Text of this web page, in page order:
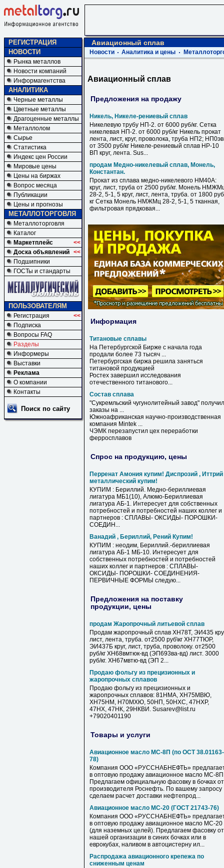
РЕГИСТРАЦИЯ
НОВОСТИ
Рынка металлов
Новости компаний
Информагентства
АНАЛИТИКА
Черные металлы
Цветные металлы
Драгоценные металлы
Металлолом
Сырье
Статистика
Индекс цен России
Мировые цены
Цены на биржах
Вопрос месяца
Публикации
Цены и прогнозы
МЕТАЛЛОТОРГОВЛЯ
Металлоторговля
Каталог
Маркетплейс
<<
Доска объявлений <<
Подшипники
ГОСТы и стандарты
ПОЛЬЗОВАТЕЛЯМ
Регистрация
<<
Подписка
Вопросы FAQ
Разделы
Информеры
Выставки
Реклама
О компании
Контакты
Поиск по сайту
Авиационный сплав
Новости Аналитика и цены
Авиационный сплав
Предложения на продажу
Никель, Никеле-рениевый сплав
Никелевую трубу НП-2. от 6000 руб/кг. Сетка
никелевая НП-2. от 6000 руб/кг Никель прокат
лента, лист, круг, проволока, труба НП2;
от 3500 руб/кг Никеле-рениевый сплав НР-10
ВП круг, лента. Sus...
продам Медно-никелевый сплав, Монель,
Константан.
Прокат из сплава медно-никелевого НМ40А:
круг, лист, труба от 2500 руб/кг. Монель
28-2, 5-1, 5 круг, лист, лента, труба. от 1800
кг Сетка Монель НМЖМц 28-2, 5-1, 5 тканная,
фильтровая прядковая...
Информация
Титановые сплавы
На Петербургской Бирже с начала года
продали более 73 тысяч ...
Петербургская биржа решила заняться
титановой продукцией
Ростех завершил исследования
отечественного титанового...
Состав сплава
"Сукремльский чугунолитейный завод" получил
заказы на ...
Южноафриканская научно-производственная
компания Mintek ...
ЧЭМК перезапустил цех переработки
ферросплавов
Спрос на продукцию, цены
Перренат Амония купим! Диспрозий , Иттрий
металлический купим!
КУПИМ : Бериллий. Медно-бериллиевая
лигатура МБ1(10), Алюмо-Бериллиевая
лигатура АБ-1. Интересует для собственных
потребностей и потребностей наших коллег и
партнеров : СПЛАВЫ- ОКСИДЫ- ПОРОШКИ-
СОЕДИН...
Ванадий , Бериллий, Рений Купим!
КУПИМ : неодим, Бериллий.-бериллиевая
лигатура АБ-1 МБ-10. Интересует для
собственных потребностей и потребностей
наших коллег и партнеров : СПЛАВЫ-
ОКСИДЫ- ПОРОШКИ- СОЕДИНЕНИЯ-
ПЕРВИЧНЫЕ ФОРМЫ следую...
Предложения на поставку
продукции, цены
продам Жаропрочный литьевой сплав
Продам жаропрочный сплав ХН78Т, ЭИ435
лист, лента, труба. от2500 руб\кг ХН77ТЮР,
ЭИ437Б круг, лист, труба, проволоку. от2500
руб/кг ХН68вмтюк-вд (ЭП693ва-вд) лист. 3000
руб/кг. ХН67мвтю-вд (ЭП 2...
Продаю фольгу из прецизионных и
жаропрочных сплавов
Продаю фольгу из прецизионных и
жаропрочных сплавов: 81НМА, ХН75МВЮ,
ХН75НМ, Н70МХЮ, 50НП, 50НХС, 47НХР,
47НХ, 47НК, 29НКВИ. Susarev@list.ru
+79020401190
Товары и услуги
Авиационное масло МС-8П (по ОСТ 38.01163-
78)
Компания ООО «РУССНАБНЕФТЬ»
в оптовую продажу авиационное масло МС-
Предлагаем официальную фасовку в бочках от
производителя Роснефть. По вашему запросу
сделаем расчет доставки нефтепрод...
Авиационное масло МС-20 (ГОСТ 21743-76)
Компания ООО «РУССНАБНЕФТЬ»
в оптовую продажу авиационное масло МС-20
(для наземных целей). Предлагаем фасовку от
нашей организации в синих бочках или в
еврокубах, наливом в автоцистерну ил...
Распродажа авиационного крепежа по
сниженным ценам